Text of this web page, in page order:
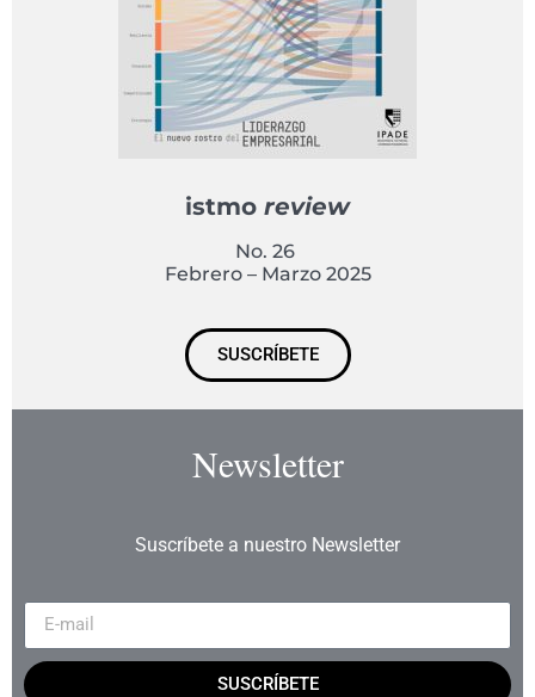
istmo review
No. 26
Febrero – Marzo 2025
SUSCRÍBETE
Newsletter
Suscríbete a nuestro Newsletter
SUSCRÍBETE